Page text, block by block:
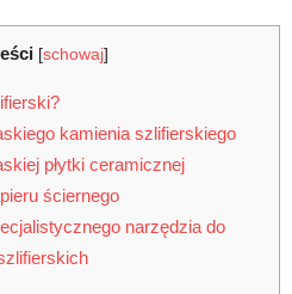
[schowaj]
kamienia szlifierskiego
płytki ceramicznej
ściernego
narzędzia do